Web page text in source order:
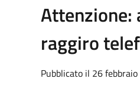
Attenzione:
raggiro
Pubblicato il 26